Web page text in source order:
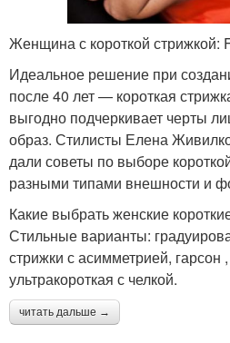
Женщина с короткой стрижкой:
Идеальное решение при
после 40 лет — короткая
выгодно подчеркивает черты
образ. Стилисты Елена
дали советы по выборе
разными типами внешности и
Какие выбрать женские
Стильные варианты:
стрижки с асимметрией, гарсон
ультракороткая с челкой.
читать дальше →